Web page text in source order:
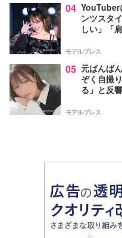
04 YouTuber
ンツスタ
しい」「
モデルプレス
05 元ばんば
ぞく自撮
る」と反響
モデルプレス